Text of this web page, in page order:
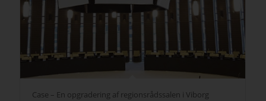
Case – En opgradering af regionsrådssalen i Viborg